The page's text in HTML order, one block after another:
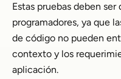
Estas pruebas deben
programadores, ya que
de código no pueden
contexto y los
aplicación.